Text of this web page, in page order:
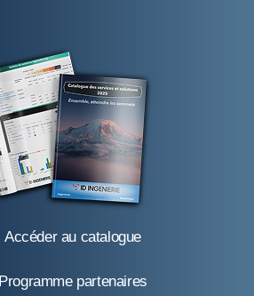
Accéder au catalogue
Programme partenaires